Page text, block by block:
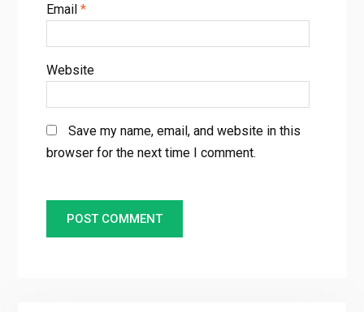
Email *
Website
Save my name, email, and website in this
browser for the next time I comment.